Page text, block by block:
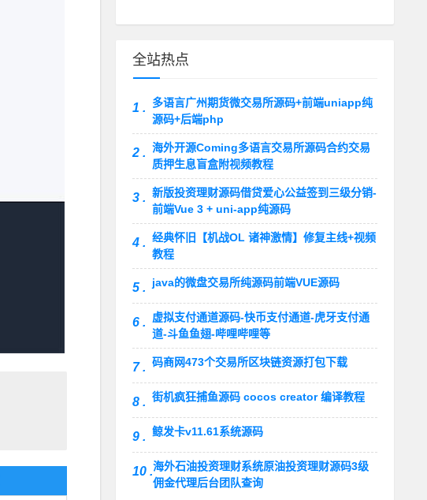
全站热点
1 .
多语言广州期货微交易所源码+前端uniapp纯
源码+后端php
2 . 海外开源Coming多语言交易所源码合约交易
质押生息盲盒附视频教程
3 . 新版投资理财源码借贷爱心公益签到三级分销-
前端Vue 3 + uni-app纯源码
4 . 经典怀旧【机战OL 诸神激情】修复主线+视频
教程
5 . java的微盘交易所纯源码前端VUE源码
6 .
虚拟支付通道源码-快币支付通道-虎牙支付通
道-斗鱼鱼翅-哔哩哔哩等
7 . 码商网473个交易所区块链资源打包下载
8 . 街机疯狂捕鱼源码 cocos creator 编译教程
9 . 鲸发卡v11.61系统源码
10 .海外石油投资理财系统原油投资理财源码3级
佣金代理后台团队查询